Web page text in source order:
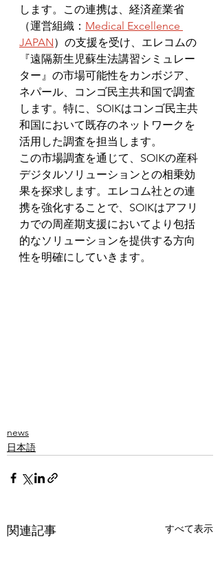
します。この連携は、経済産業省
（運営組織： Medical Excellence
JAPAN）の支援を受け、エレコムの
『遠隔新生児蘇生法講習シミュレー
ター』の市場可能性をカンボジア、
ネパール、コンゴ民主共和国で調査
します。特に、SOIKはコンゴ民主共
和国において既存のネットワークを
活用した調査を担当します。
この市場調査を通じて、SOIKの産科
デジタルソリューションとの相乗効
果を探求します。エレコム社との連
携を強化することで、SOIKはアフリ
カでの周産期支援においてより包括
的なソリューションを提供する方向
性を明確にしていきます。
news
日本語
関連記事 すべて表示